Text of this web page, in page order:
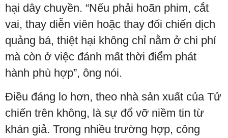
hại dây chuyền. “Nếu phải hoãn phim, cắt
vai, thay diễn viên hoặc thay đổi chiến dịch
quảng bá, thiệt hại không chỉ nằm ở chi phí
mà còn ở việc đánh mất thời điểm phát
hành phù hợp”, ông nói.
Điều đáng lo hơn, theo nhà sản xuất của Tử
chiến trên không, là sự đổ vỡ niềm tin từ
khán giả. Trong nhiều trường hợp, công